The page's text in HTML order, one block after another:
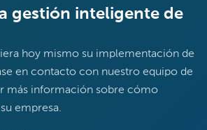
gestión inteligente de
hoy mismo su implementación de
en contacto con nuestro equipo de
más información sobre cómo
empresa.